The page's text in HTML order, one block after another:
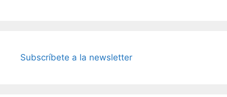
Subscríbete a la newsletter